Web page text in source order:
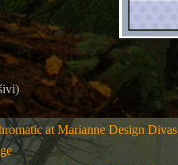
at Marianne Design Divas